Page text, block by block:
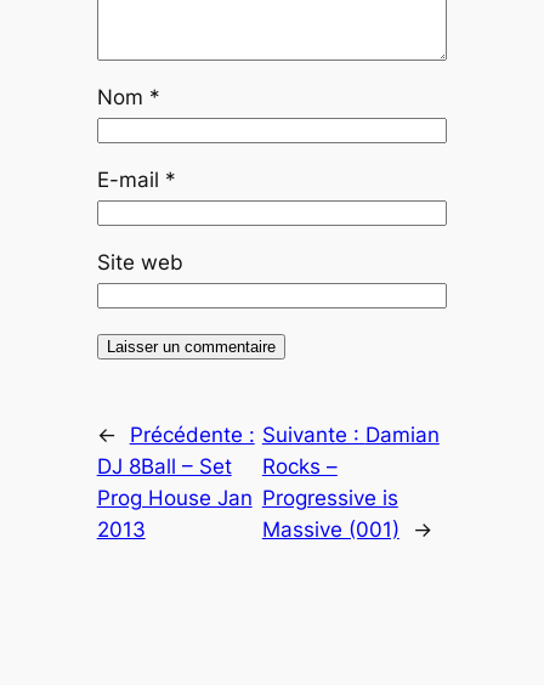
Nom *
E-mail *
Site web
←
Précédente :
DJ 8Ball – Set
Prog House Jan
2013
Suivante : Damian
Rocks –
Progressive is
Massive (001)
→